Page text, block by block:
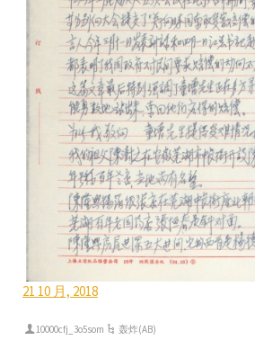
21 10 月, 2018
10000cfj_3o5som 轰炸(AB)